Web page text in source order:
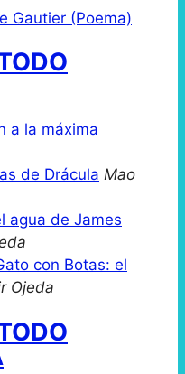
Gautier (Poema)
a la máxima
de Drácula Mao
agua de James
con Botas: el
Ojeda